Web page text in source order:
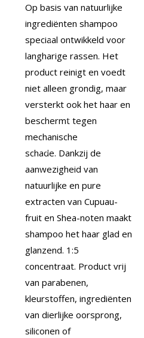
Op basis van natuurlijke
ingrediënten shampoo
speciaal ontwikkeld voor
langharige rassen. Het
product reinigt en voedt
niet alleen grondig, maar
versterkt ook het haar en
beschermt tegen
mechanische
schade. Dankzij de
aanwezigheid van
natuurlijke en pure
extracten van Cupuau-
fruit en Shea-noten maakt
shampoo het haar glad en
glanzend. 1:5
concentraat. Product vrij
van parabenen,
kleurstoffen, ingrediënten
van dierlijke oorsprong,
siliconen of